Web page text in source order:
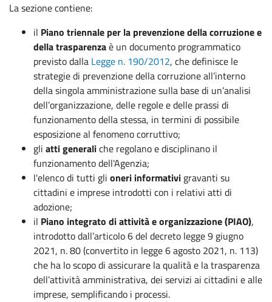
La sezione contiene:
il Piano triennale per la prevenzione della corruzione e
della trasparenzaè un documento programmatico
previsto dalla Legge n. 190/2012, che definisce le
strategie di prevenzione della corruzione all’interno
della singola amministrazione sulla base di un’analisi
dell’organizzazione, delle regole e delle prassi di
funzionamento della stessa, in termini di possibile
esposizione al fenomeno corruttivo;
gli atti generaliche regolano e disciplinano il
funzionamento dell'Agenzia;
l'elenco di tutti gli oneri informativi gravanti su
cittadini e imprese introdotti con i relativi atti di
adozione;
il Piano integrato di attività e organizzazione (PIAO),
introdotto dall’articolo 6 del decreto legge 9 giugno
2021, n. 80 (convertito in legge 6 agosto 2021, n. 113)
che ha lo scopo di assicurare la qualità e la trasparenza
dell’attività amministrativa, dei servizi ai cittadini e alle
imprese, semplificando i processi.